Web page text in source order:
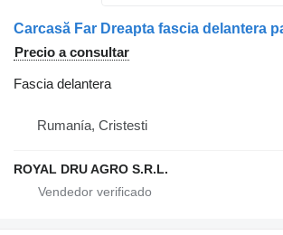
Precio a consultar
Fascia delantera
Rumanía, Cristesti
ROYAL DRU AGRO S.R.L.